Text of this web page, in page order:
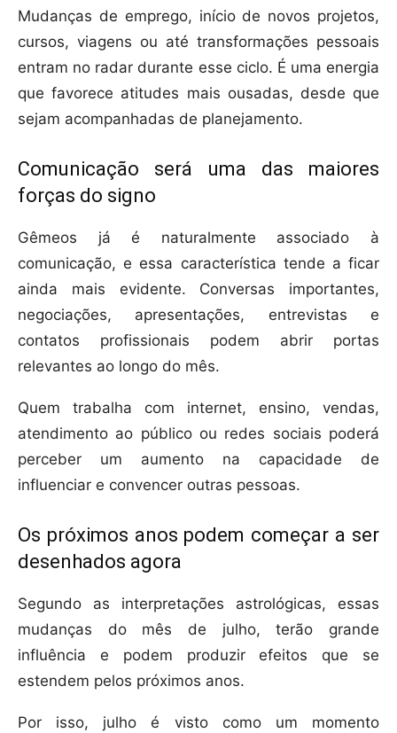
Mudanças de emprego, início de novos projetos,
cursos, viagens ou até transformações pessoais
entram no radar durante esse ciclo. É uma energia
que favorece atitudes mais ousadas, desde que
sejam acompanhadas de planejamento.
Comunicação será uma das maiores
forças do signo
Gêmeos já é naturalmente associado à
comunicação, e essa característica tende a ficar
ainda mais evidente. Conversas importantes,
negociações, apresentações, entrevistas e
contatos profissionais podem abrir portas
relevantes ao longo do mês.
Quem trabalha com internet, ensino, vendas,
atendimento ao público ou redes sociais poderá
perceber um aumento na capacidade de
influenciar e convencer outras pessoas.
Os próximos anos podem começar a ser
desenhados agora
Segundo as interpretações astrológicas, essas
mudanças do mês de julho, terão grande
influência e podem produzir efeitos que se
estendem pelos próximos anos.
Por isso, julho é visto como um momento